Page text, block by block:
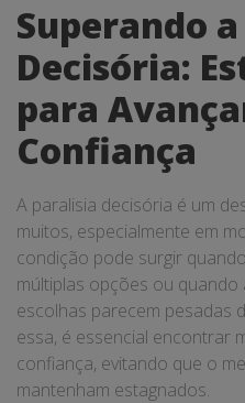
Superando
Decisória:
para
Confiança
A paralisia decisória é um
muitos, especialmente em
condição pode surgir
múltiplas opções ou
escolhas parecem pesadas
essa, é essencial encontrar
confiança, evitando que o
mantenham estagnados.